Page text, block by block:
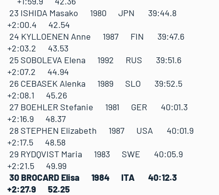
23 ISHIDA Masako 1980 JPN 39:44.8
+2:00.4 42.54
24 KYLLOENEN Anne 1987 FIN 39:47.6
+2:03.2 43.53
25 SOBOLEVA Elena 1992 RUS 39:51.6
+2:07.2 44.94
26 CEBASEK Alenka 1989 SLO 39:52.5
+2:08.1 45.26
27 BOEHLER Stefanie 1981 GER 40:01.3
+2:16.9 48.37
28 STEPHEN Elizabeth 1987 USA 40:01.9
+2:17.5 48.58
29 RYDQVIST Maria 1983 SWE 40:05.9
+2:21.5 49.99
30 BROCARD Elisa 1984 ITA 40:12.3
+2:27.9 52.25